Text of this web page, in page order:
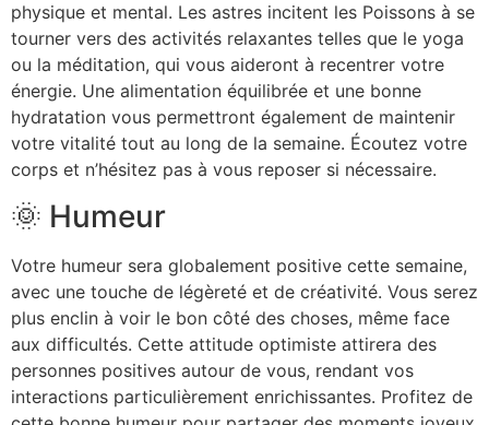
physique et mental. Les astres incitent les Poissons à se
tourner vers des activités relaxantes telles que le yoga
ou la méditation, qui vous aideront à recentrer votre
énergie. Une alimentation équilibrée et une bonne
hydratation vous permettront également de maintenir
votre vitalité tout au long de la semaine. Écoutez votre
corps et n’hésitez pas à vous reposer si nécessaire.
🌞 Humeur
Votre humeur sera globalement positive cette semaine,
avec une touche de légèreté et de créativité. Vous serez
plus enclin à voir le bon côté des choses, même face
aux difficultés. Cette attitude optimiste attirera des
personnes positives autour de vous, rendant vos
interactions particulièrement enrichissantes. Profitez de